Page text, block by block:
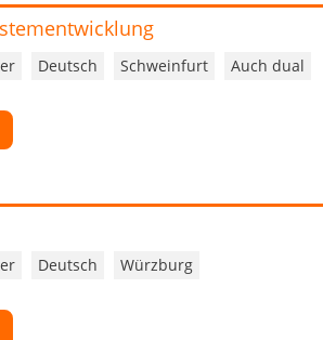
Deutsch Schweinfurt Auch dual
Deutsch Würzburg